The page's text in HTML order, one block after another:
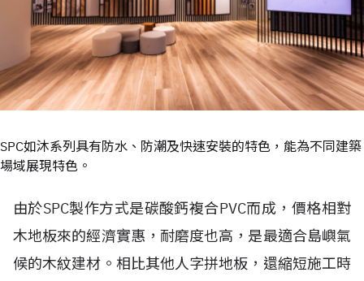
SPC如沐系列具有防水、防潮及快速安裝的特色，能為不同建築
場域展現特色。
由於SPC製作方式是碳酸鈣複合PVC而成，價格相對
木地板來的經濟實惠，耐磨度也高，是最適合島嶼氣
候的木紋建材。相比其他人字拼地板，還縮短施工時